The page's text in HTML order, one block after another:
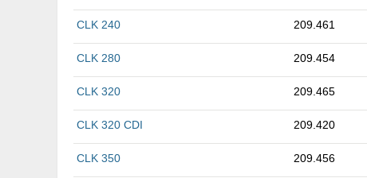
CLK 240 209.461
CLK 280 209.454
CLK 320 209.465
CLK 320 CDI 209.420
CLK 350 209.456